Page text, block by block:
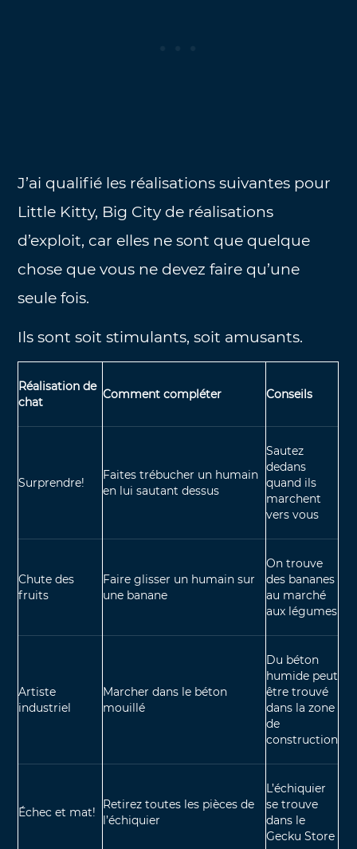
J’ai qualifié les réalisations suivantes pour
Little Kitty, Big City de réalisations
d’exploit, car elles ne sont que quelque
chose que vous ne devez faire qu’une
seule fois.
Ils sont soit stimulants, soit amusants.
Réalisation de
chat
Comment compléter Conseils
Surprendre!
Faites trébucher un humain
en lui sautant dessus
Sautez
dedans
quand ils
marchent
vers vous
Chute des
fruits
Faire glisser un humain sur
une banane
On trouve
des bananes
au marché
aux légumes
Artiste
industriel
Marcher dans le béton
mouillé
Du béton
humide peut
être trouvé
dans la zone
de
construction
Échec et mat!
Retirez toutes les pièces de
l’échiquier
L’échiquier
se trouve
dans le
Gecku Store